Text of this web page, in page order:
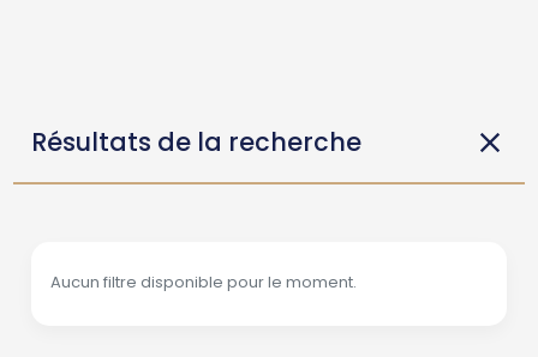
Résultats de la recherche
Aucun filtre disponible pour le moment.